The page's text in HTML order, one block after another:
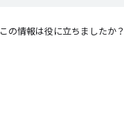
この情報は役に立ちましたか？